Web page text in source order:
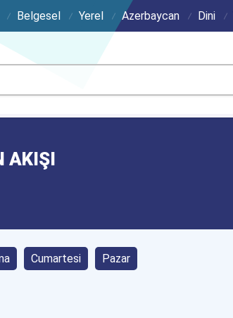
Belgesel Yerel Azerbaycan Dini
AKIŞI
Cumartesi Pazar